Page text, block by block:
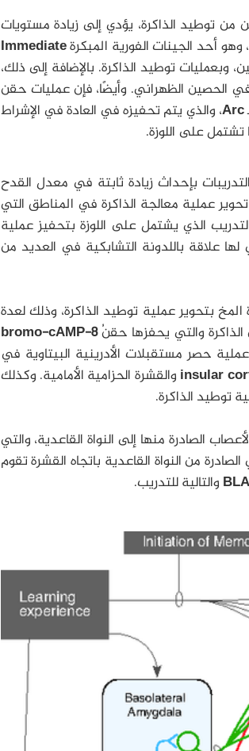
من توطيد الذاكرة، يؤدي إلى زيادة مستويات
أحد الجينات الفورية المبكرةImmediate
وبعمليات توطيد الذاكرة. بالإضافة إلى ذلك،
الحصين الظهراني. وأيضًا، فإن عمليات حقن
Arc، والذي يتم تحفيزه في العادة في الإشراط
على اللوزة.
بإحداث زيادة ثابتة في معدل القدح
عملية معالجة الذاكرة في المناطق التي
الذي يشتمل على اللوزة بتحفيز عملية
علاقة باللدونة التشابكية في العديد من
بتحوير عملية توطيد الذاكرة، وذلك لعدة
والتي يحفزها حقنُ8-bromo-cAMP
حصر مستقبلات الأدرينية البيتاوية في
insular والقشرة الحزامية الأمامية. وكذلك
توطيد الذاكرة.
الصادرة منها إلى النواة القاعدية، والتي
من النواة القاعدية باتجاه القشرة تقوم
BLA والتالية للتدريب.